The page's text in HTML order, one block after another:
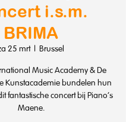
i.s.m.
BRIMA
25 mrt
  |
Brussel
Music Academy & De
Kunstacademie bundelen hun
fantastische concert bij Piano's
Maene.